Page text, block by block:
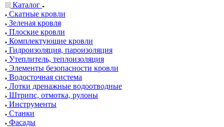
Каталог
Скатные кровли
Зеленая кровля
Плоские кровли
Комплектующие кровли
Гидроизоляция, пароизоляция
Утеплитель, теплоизоляция
Элементы безопасности кровли
Водосточная система
Лотки дренажные водоотводные
Штрипс, отмотка, рулоны
Инструменты
Станки
Фасады